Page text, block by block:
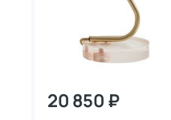
20 850 ₽